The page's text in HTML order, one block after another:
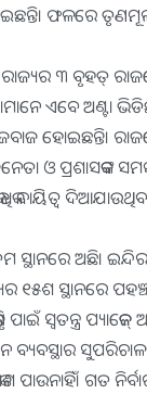
ଫଳରେ
୩ ବୃହତ୍‌
ଏବେ ଅଣ୍ଟା
ହୋଇଛନ୍ତି।
ଓ ପ୍ରଶାସକଙ୍କ
ଦାୟିତ୍ୱ
ସ୍ଥାନରେ ଅଛି।
ସ୍ଥାନରେ
ସ୍ବତନ୍ତ୍ର ପ୍ୟାକେଜ୍‌
ପାଉନାହିଁ। ଗତ